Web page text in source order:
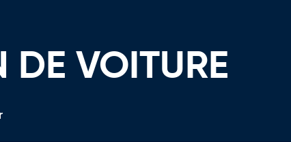
VOITURE